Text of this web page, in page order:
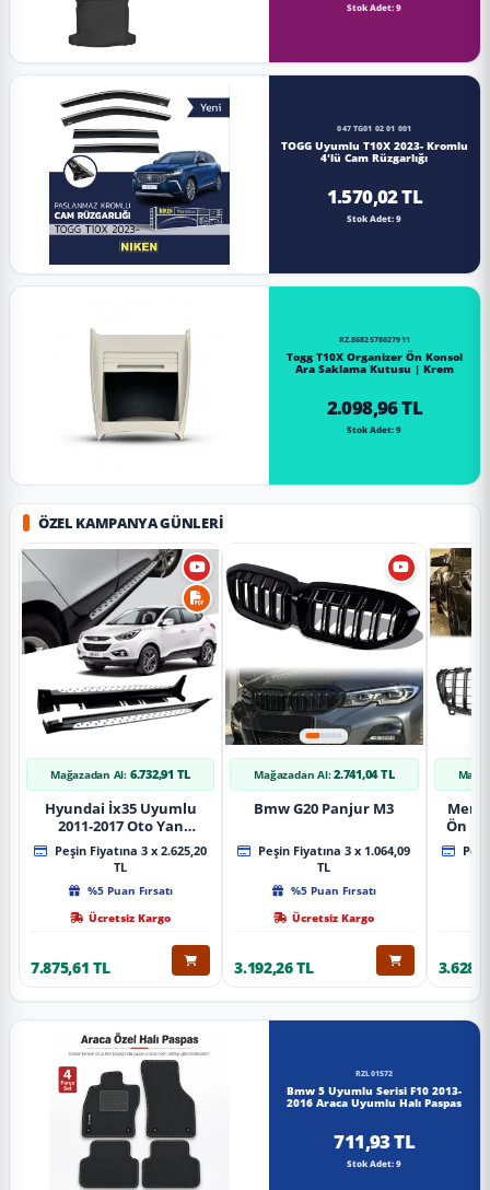
Stok Adet: 9
047 TG01 02 01 001
TOGG Uyumlu T10X 2023- Kromlu
4'lü Cam Rüzgarlığı
1.570,02 TL
Stok Adet: 9
RZ.8682578027911
Togg T10X Organizer Ön Konsol
Ara Saklama Kutusu | Krem
2.098,96 TL
Stok Adet: 9
ÖZEL KAMPANYA GÜNLERI
Mağazadan Al: 6.732,91 TL
Hyundai İx35 Uyumlu
2011-2017 Oto Yan
Basamak Koruma Side
Step Bmw Style
Peşin Fiyatına 3 x 2.625,20
TL
%5 Puan Fırsatı
Ücretsiz Kargo
7.875,61 TL
Mağazadan Al: 2.741,04 TL
Bmw G20 Panjur M3
Peşin Fiyatına 3 x 1.064,09
TL
%5 Puan Fırsatı
Ücretsiz Kargo
3.192,26 TL
Ön
RZL01572
Bmw 5 Uyumlu Serisi F10 2013-
2016 Araca Uyumlu Halı Paspas
711,93 TL
Stok Adet: 9